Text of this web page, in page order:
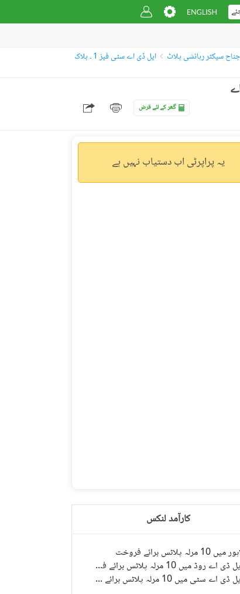
ایل ڈی اے سٹی فیز 1 ۔ بلاک
ڈی اے
گھر کے لئے قرض
یہ پراپرٹی اب دستیاب نہیں ہے
کارآمد لنکس
10 مرلہ پلاٹس برائے فروخت
ایل ڈی اے روڈ میں 10 مرلہ پلاٹس برائے فروخت
ایل ڈی اے سٹی میں 10 مرلہ پلاٹس برائے فروخت